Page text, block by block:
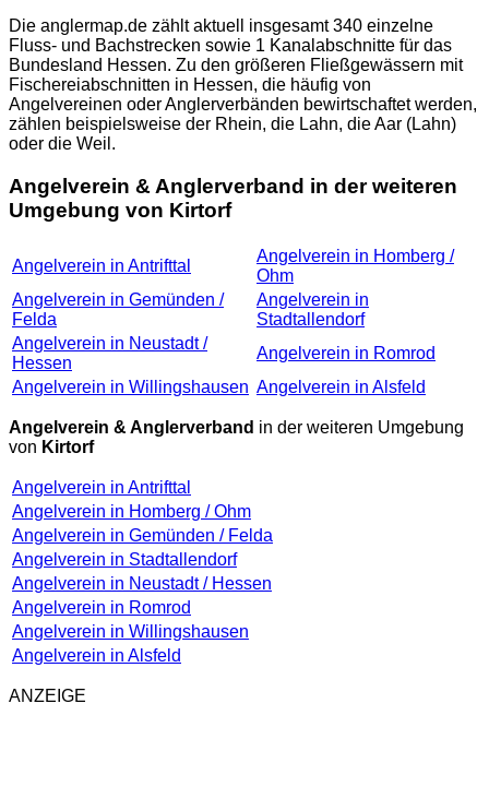
Die anglermap.de zählt aktuell insgesamt 340 einzelne
Fluss- und Bachstrecken sowie 1 Kanalabschnitte für das
Bundesland Hessen. Zu den größeren Fließgewässern mit
Fischereiabschnitten in Hessen, die häufig von
Angelvereinen oder Anglerverbänden bewirtschaftet werden,
zählen beispielsweise der Rhein, die Lahn, die Aar (Lahn)
oder die Weil.
Angelverein & Anglerverband in der weiteren
Umgebung von Kirtorf
Angelverein in Antrifttal
Angelverein in Homberg /
Ohm
Angelverein in Gemünden /
Felda
Angelverein in
Stadtallendorf
Angelverein in Neustadt /
Hessen
Angelverein in Romrod
Angelverein in Willingshausen Angelverein in Alsfeld
Angelverein & Anglerverband in der weiteren Umgebung
von Kirtorf
Angelverein in Antrifttal
Angelverein in Homberg / Ohm
Angelverein in Gemünden / Felda
Angelverein in Stadtallendorf
Angelverein in Neustadt / Hessen
Angelverein in Romrod
Angelverein in Willingshausen
Angelverein in Alsfeld
ANZEIGE